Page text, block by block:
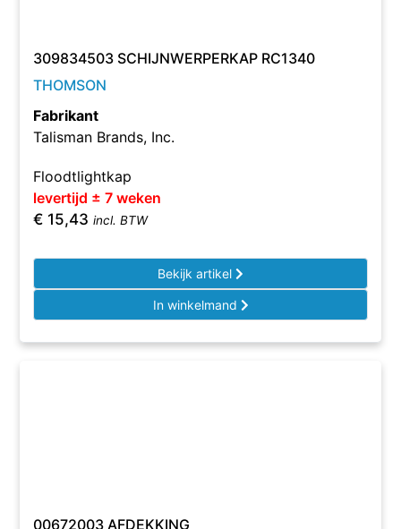
309834503 SCHIJNWERPERKAP RC1340
THOMSON
Fabrikant
Talisman Brands, Inc.
Floodtlightkap
levertijd ± 7 weken
€ 15,43 incl. BTW
Bekijk artikel
In winkelmand
00672003 AFDEKKING